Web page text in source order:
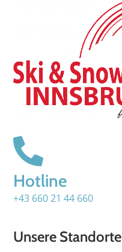
Hotline
+43 660 21 44 660
Unsere Standorte